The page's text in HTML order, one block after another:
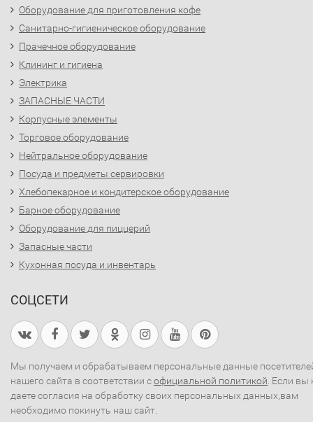
Оборудование для приготовления кофе
Санитарно-гигиеническое оборудование
Прачечное оборудование
Клининг и гигиена
Электрика
ЗАПАСНЫЕ ЧАСТИ
Корпусные элементы
Торговое оборудование
Нейтральное оборудование
Посуда и предметы сервировки
Хлебопекарное и кондитерское оборудование
Барное оборудование
Оборудование для пиццерий
Запасные части
Кухонная посуда и инвентарь
СОЦСЕТИ
Мы получаем и обрабатываем персональные данные
нашего сайта в соответствии софициальной политикой . Если вы
даете согласия на обработку своих персональных данных,вам
необходимо покинуть наш сайт.